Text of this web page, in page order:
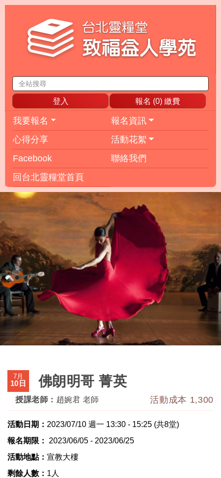
登入 報名 (0) 繳費
我要報名
報名資訊
心得分享
活動花絮
Facebook
聯絡我們
回台北靈糧堂首頁
7月
10日 佛朗明哥 菁英
授課老師： 趙婉君 老師 活動成本 1,300
活動日期： 2023/07/10 週一 13:30 - 15:25 (共8堂)
報名期限：
2023/06/05 - 2023/06/25
活動地點： 宣教大樓
剩餘人數： 1人